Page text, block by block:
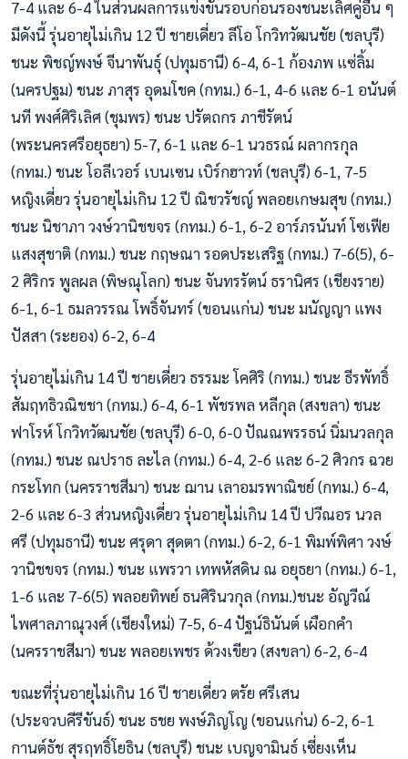
7-4 และ 6-4 ในส่วนผลการแข่งขันรอบก่อนรองชนะเลิศคู่อื่น ๆ
มีดังนี้ รุ่นอายุไม่เกิน 12 ปี ชายเดี่ยว ลีโอ โกวิทวัฒนชัย (ชลบุรี)
ชนะ พิชญ์พงษ์ จีนาพันธุ์ (ปทุมธานี) 6-4, 6-1 ก้องภพ แซ่ลิ้ม
(นครปฐม) ชนะ ภาสุร อุดมโชค (กทม.) 6-1, 4-6 และ 6-1 อนันต์
นที พงศ์ศิริเลิศ (ชุมพร) ชนะ ปรัตถกร ภาชีรัตน์
(พระนครศรีอยุธยา) 5-7, 6-1 และ 6-1 นวธรณ์ ผลากรกุล
(กทม.) ชนะ โอลีเวอร์ เบนเซน เบิร์กฮาวท์ (ชลบุรี) 6-1, 7-5
หญิงเดี่ยว รุ่นอายุไม่เกิน 12 ปี ณิชวรัชญ์ พลอยเกษมสุข (กทม.)
ชนะ นิชาภา วงษ์วานิชขจร (กทม.) 6-1, 6-2 อาร์ภรนันท์ โซเฟีย
แสงสุชาติ (กทม.) ชนะ กฤษณา รอดประเสริฐ (กทม.) 7-6(5), 6-
2 ศิริกร พูลผล (พิษณุโลก) ชนะ จันทรรัตน์ ธรานิศร (เชียงราย)
6-1, 6-1 ธมลวรรณ โพธิ์จันทร์ (ขอนแก่น) ชนะ มนัญญา แพง
ปัสสา (ระยอง) 6-2, 6-4
รุ่นอายุไม่เกิน 14 ปี ชายเดี่ยว ธรรมะ โคศิริ (กทม.) ชนะ ธีรพัทธิ์
สัมฤทธิวณิชชา (กทม.) 6-4, 6-1 พัชรพล หลีกุล (สงขลา) ชนะ
ฟาโรห์ โกวิทวัฒนชัย (ชลบุรี) 6-0, 6-0 ปัณณพรรธน์ นิ่มนวลกุล
(กทม.) ชนะ ณปราธ ละไล (กทม.) 6-4, 2-6 และ 6-2 ศิวกร ฉวย
กระโทก (นครราชสีมา) ชนะ ฌาน เลาอมรพาณิชย์ (กทม.) 6-4,
2-6 และ 6-3 ส่วนหญิงเดี่ยว รุ่นอายุไม่เกิน 14 ปี ปวีณอร นวล
ศรี (ปทุมธานี) ชนะ ศรุดา สุดตา (กทม.) 6-2, 6-1 พิมพ์พิศา วงษ์
วานิชขจร (กทม.) ชนะ แพรวา เทพหัสดิน ณ อยุธยา (กทม.) 6-1,
1-6 และ 7-6(5) พลอยทิพย์ ธนศิรินวกุล (กทม.)ชนะ อัญวีณ์
ไพศาลภาณุวงศ์ (เชียงใหม่) 7-5, 6-4 ปัฐน์ธินันต์ เผือกคำ
(นครราชสีมา) ชนะ พลอยเพชร ด้วงเขียว (สงขลา) 6-2, 6-4
ขณะที่รุ่นอายุไม่เกิน 16 ปี ชายเดี่ยว ตรัย ศรีเสน
(ประจวบคีรีขันธ์) ชนะ ธชย พงษ์ภิญโญ (ขอนแก่น) 6-2, 6-1
กานต์ธัช สุรฤทธิ์โยธิน (ชลบุรี) ชนะ เบญจามินธ์ เซี่ยงเห็น